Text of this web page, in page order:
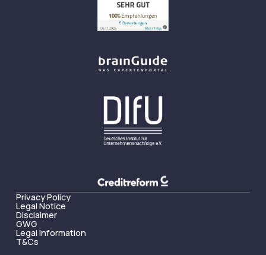
Privacy Policy
Legal Notice
Disclaimer
GWG
Legal Information
T&Cs